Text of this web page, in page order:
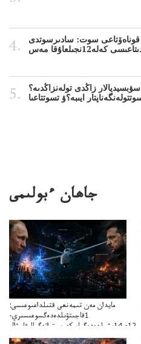
قوناەۆتاعى سوت: سادىرسوتدى
سۋبسيديالار زاڭدى تولەنزاڭدىە؟
جاھان ءبولىمى
مايدان مەن تىمەنعى قتىلداعىوعىسى:
1قاجىتۋىلدەدەگسوعىسىري-